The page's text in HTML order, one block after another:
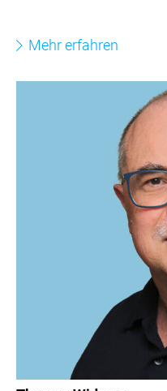
Mehr erfahren